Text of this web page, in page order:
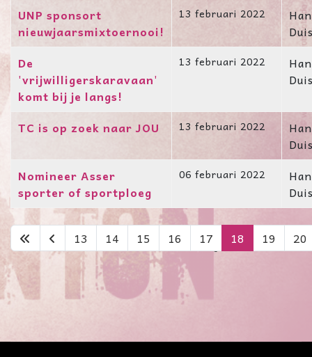
UNP sponsort
nieuwjaarsmixtoernooi!
13 februari 2022
Han
De
'vrijwilligerskaravaan'
komt bij je langs!
13 februari 2022
Han
TC is op zoek naar JOU 13 februari 2022
Han
Nomineer Asser
sporter of sportploeg
06 februari 2022
Han
Pagina 18 van 23
13 14 15 16 17 18 19 20